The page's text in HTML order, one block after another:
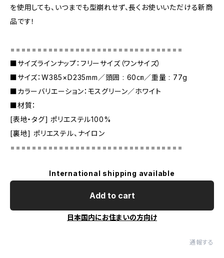
を使用しても、いつまでも型崩れせず、長くお使いいただける新商
品です！
================================
■サイズラインナップ：フリーサイズ（ワンサイズ）
■サイズ：W385×D235mm／頭囲 : 60㎝／重量 : 77g
■カラーバリエーション：モスグリーン／ホワイト
■材質：
[表地・タグ] ポリエステル100%
[裏地] ポリエステル、ナイロン
================================
International shipping available
Add to cart
日本国内にお住まいの方向け
通報する